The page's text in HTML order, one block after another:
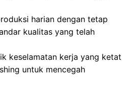
harian dengan tetap
kualitas yang telah
keselamatan kerja yang ketat
untuk mencegah